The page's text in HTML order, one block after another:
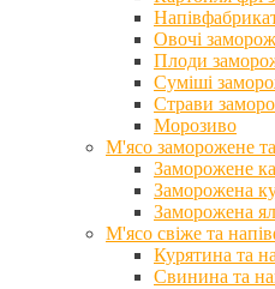
Овочі
Плоди
Суміші
Страви
Морозиво
М'ясо заморожене
Заморожене
Заморожена
Заморожена
М'ясо свіже та
Курятина та
Свинина та